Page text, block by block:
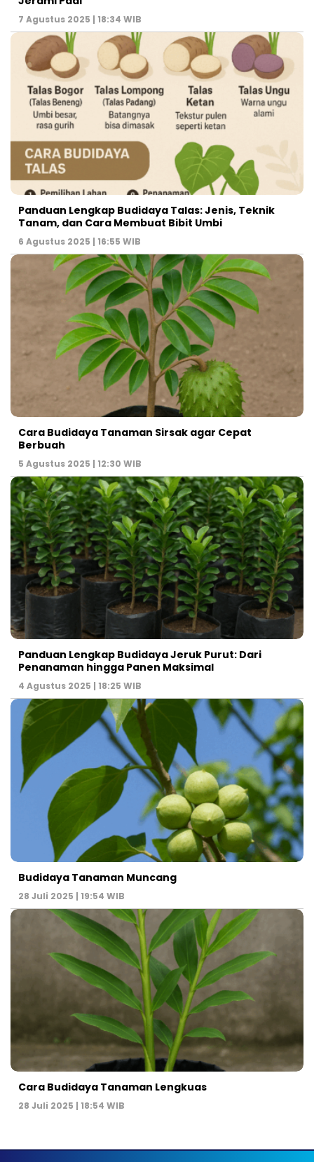
7 Agustus 2025 | 18:34 WIB
Panduan Lengkap Budidaya Talas: Jenis, Teknik
Tanam, dan Cara Membuat Bibit Umbi
6 Agustus 2025 | 16:55 WIB
Cara Budidaya Tanaman Sirsak agar Cepat
Berbuah
5 Agustus 2025 | 12:30 WIB
Panduan Lengkap Budidaya Jeruk Purut: Dari
Penanaman hingga Panen Maksimal
4 Agustus 2025 | 18:25 WIB
Budidaya Tanaman Muncang
28 Juli 2025 | 19:54 WIB
Cara Budidaya Tanaman Lengkuas
28 Juli 2025 | 18:54 WIB